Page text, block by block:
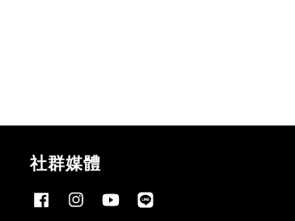
社群媒體
FacebookInstagramYouTube